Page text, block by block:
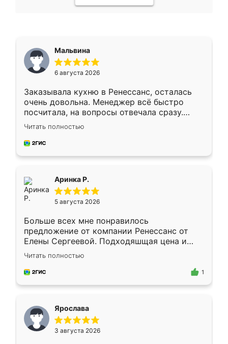
Мальвина
6 августа 2026
Заказывала кухню в Ренессанс, осталась
очень довольна. Менеджер всё быстро
посчитала, на вопросы отвечала сразу.
Замерщик приехал в субботу, подошёл к
делу со всей ответственностью. Собрали
за день, ребята работали аккуратно, даже
Читать полностью
Аринка Р.
5 августа 2026
Больше всех мне понравилось
предложение от компании Ренессанс от
Елены Сергеевой. Подходяшщая цена и
короткие сроки изготовления. Приехавший
для замера сотрудник Владислав
предложил по моему эскизу самый
Читать полностью
1
Ярослава
3 августа 2026